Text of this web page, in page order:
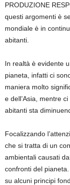
PRODUZIONE
questi argomenti è
mondiale è in
abitanti.
In realtà è evidente
pianeta, infatti ci
maniera molto
e dell’Asia, mentre
abitanti sta
Focalizzando
che si tratta di un
ambientali causati
confronti del
su alcuni principi